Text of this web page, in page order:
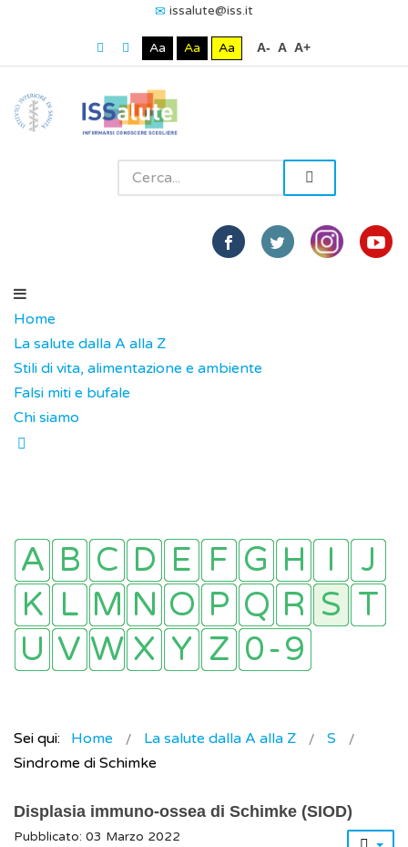
issalute@iss.it
Aa Aa Aa A- A A+
Home
La salute dalla A alla Z
Stili di vita, alimentazione e ambiente
Falsi miti e bufale
Chi siamo
Sei qui: Home La salute dalla A alla Z
S
Sindrome di Schimke
Displasia immuno-ossea di Schimke (SIOD)
Pubblicato: 03 Marzo 2022